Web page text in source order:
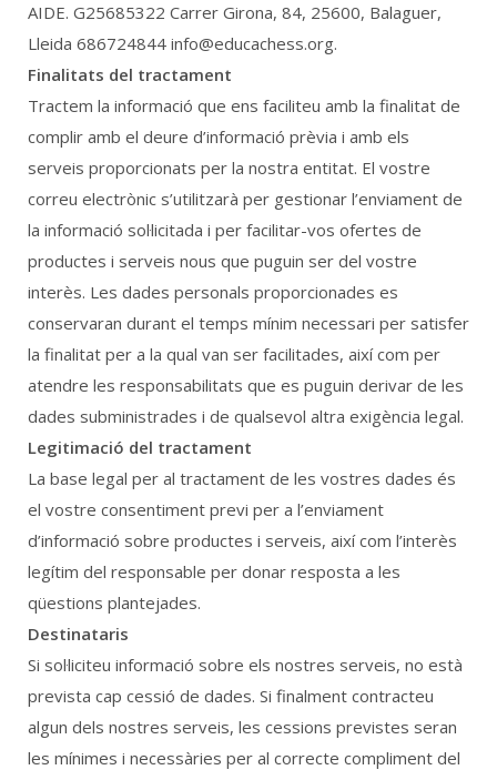
AIDE. G25685322 Carrer Girona, 84, 25600, Balaguer,
Lleida 686724844 info@educachess.org.
Finalitats del tractament
Tractem la informació que ens faciliteu amb la finalitat de
complir amb el deure d’informació prèvia i amb els
serveis proporcionats per la nostra entitat. El vostre
correu electrònic s’utilitzarà per gestionar l’enviament de
la informació sol·licitada i per facilitar-vos ofertes de
productes i serveis nous que puguin ser del vostre
interès. Les dades personals proporcionades es
conservaran durant el temps mínim necessari per satisfer
la finalitat per a la qual van ser facilitades, així com per
atendre les responsabilitats que es puguin derivar de les
dades subministrades i de qualsevol altra exigència legal.
Legitimació del tractament
La base legal per al tractament de les vostres dades és
el vostre consentiment previ per a l’enviament
d’informació sobre productes i serveis, així com l’interès
legítim del responsable per donar resposta a les
qüestions plantejades.
Destinataris
Si sol·liciteu informació sobre els nostres serveis, no està
prevista cap cessió de dades. Si finalment contracteu
algun dels nostres serveis, les cessions previstes seran
les mínimes i necessàries per al correcte compliment del